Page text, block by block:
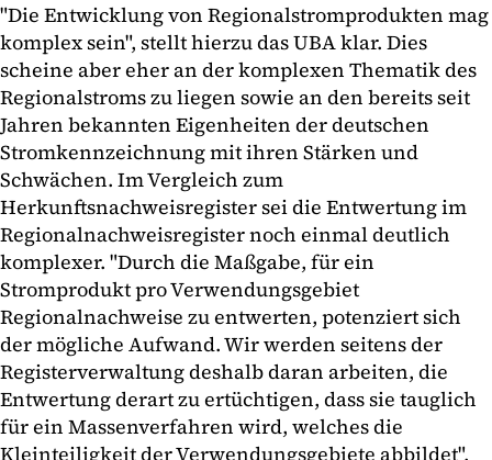
"Die Entwicklung von Regionalstromprodukten mag
komplex sein", stellt hierzu das UBA klar. Dies
scheine aber eher an der komplexen Thematik des
Regionalstroms zu liegen sowie an den bereits seit
Jahren bekannten Eigenheiten der deutschen
Stromkennzeichnung mit ihren Stärken und
Schwächen. Im Vergleich zum
Herkunftsnachweisregister sei die Entwertung im
Regionalnachweisregister noch einmal deutlich
komplexer. "Durch die Maßgabe, für ein
Stromprodukt pro Verwendungsgebiet
Regionalnachweise zu entwerten, potenziert sich
der mögliche Aufwand. Wir werden seitens der
Registerverwaltung deshalb daran arbeiten, die
Entwertung derart zu ertüchtigen, dass sie tauglich
für ein Massenverfahren wird, welches die
Kleinteiligkeit der Verwendungsgebiete abbildet",